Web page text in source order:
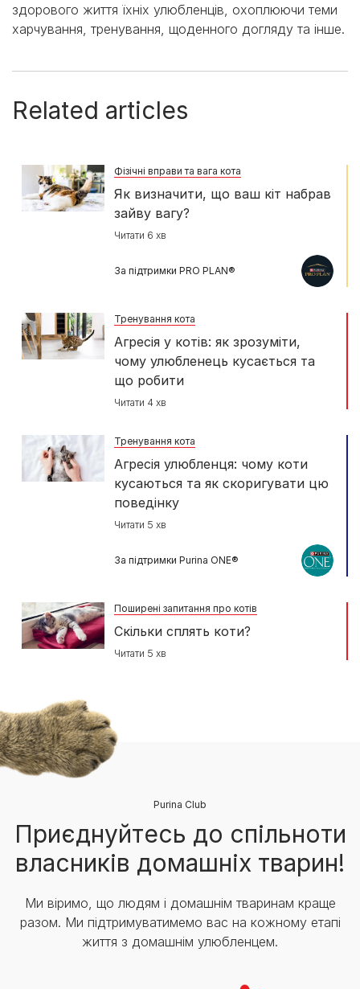
здорового життя їхніх улюбленців, охоплюючи теми
харчування, тренування, щоденного догляду та інше.
Related articles
Фізічні вправи та вага кота
Як визначити, що ваш кіт набрав
зайву вагу?
Читати 6 хв
За підтримки PRO PLAN®
Тренування кота
Агресія у котів: як зрозуміти,
чому улюбленець кусається та
що робити
Читати 4 хв
Тренування кота
Агресія улюбленця: чому коти
кусаються та як скоригувати цю
поведінку
Читати 5 хв
За підтримки Purina ONE®
Поширені запитання про котів
Скільки сплять коти?
Читати 5 хв
Purina Club
Приєднуйтесь до спільноти
власників домашніх тварин!
Ми віримо, що людям і домашнім тваринам краще
разом. Ми підтримуватимемо вас на кожному етапі
життя з домашнім улюбленцем.